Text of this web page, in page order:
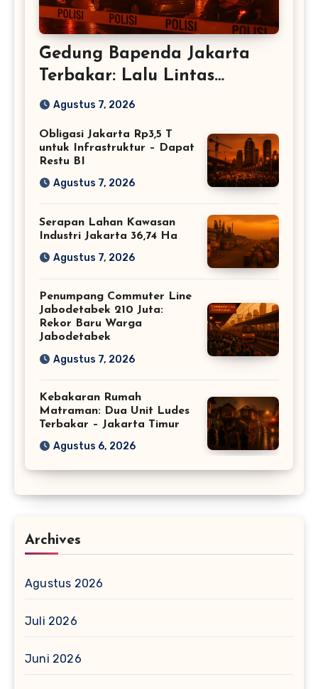
Gedung Bapenda Jakarta
Terbakar: Lalu Lintas
Tersendat
Agustus 7, 2026
Obligasi Jakarta Rp3,5 T
untuk Infrastruktur – Dapat
Restu BI
Agustus 7, 2026
Serapan Lahan Kawasan
Industri Jakarta 36,74 Ha
Agustus 7, 2026
Penumpang Commuter Line
Jabodetabek 210 Juta:
Rekor Baru Warga
Jabodetabek
Agustus 7, 2026
Kebakaran Rumah
Matraman: Dua Unit Ludes
Terbakar – Jakarta Timur
Agustus 6, 2026
Archives
Agustus 2026
Juli 2026
Juni 2026